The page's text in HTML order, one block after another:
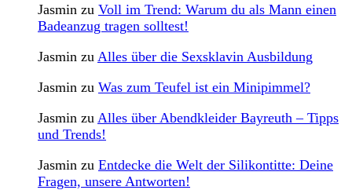
Jasmin zu Voll im Trend: Warum du als Mann einen
Badeanzug tragen solltest!
Jasmin zu Alles über die Sexsklavin Ausbildung
Jasmin zu Was zum Teufel ist ein Minipimmel?
Jasmin zu Alles über Abendkleider Bayreuth – Tipps
und Trends!
Jasmin zu Entdecke die Welt der Silikontitte: Deine
Fragen, unsere Antworten!